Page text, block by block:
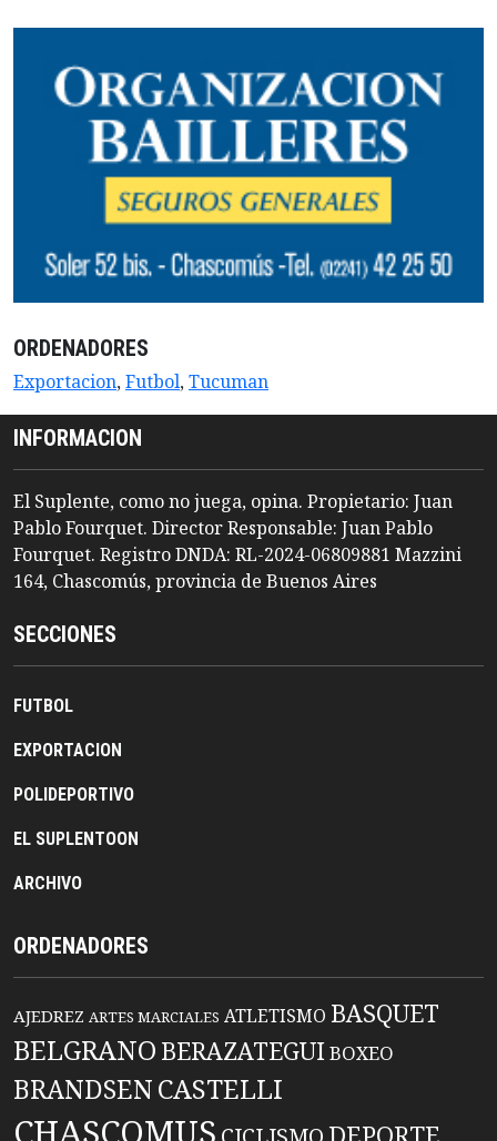
ORDENADORES
Exportacion,Futbol,Tucuman
INFORMACION
El Suplente, como no juega, opina. Propietario: Juan
Pablo Fourquet. Director Responsable: Juan Pablo
Fourquet. Registro DNDA: RL-2024-06809881 Mazzini
164, Chascomús, provincia de Buenos Aires
SECCIONES
FUTBOL
EXPORTACION
POLIDEPORTIVO
EL SUPLENTOON
ARCHIVO
ORDENADORES
AJEDREZ ARTES MARCIALES ATLETISMO BASQUET
BELGRANO BERAZATEGUIBOXEO
BRANDSENCASTELLI
CHASCOMUS DEPORTE